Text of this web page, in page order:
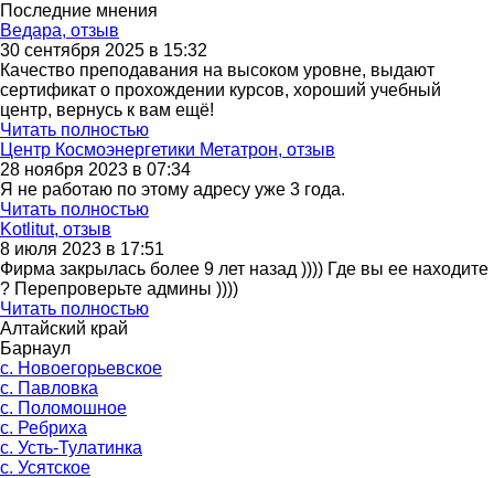
Последние мнения
Ведара, отзыв
30 сентября 2025 в 15:32
Качество преподавания на высоком уровне, выдают
сертификат о прохождении курсов, хороший учебный
центр, вернусь к вам ещё!
Читать полностью
Центр Космоэнергетики Метатрон, отзыв
28 ноября 2023 в 07:34
Я не работаю по этому адресу уже 3 года.
Читать полностью
Kotlitut, отзыв
8 июля 2023 в 17:51
Фирма закрылась более 9 лет назад )))) Где вы ее находите
? Перепроверьте админы ))))
Читать полностью
Алтайский край
Барнаул
с. Новоегорьевское
с. Павловка
с. Поломошное
с. Ребриха
с. Усть-Тулатинка
с. Усятское